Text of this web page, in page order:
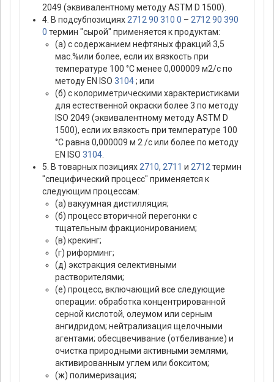
2049 (эквивалентному методу ASTM D 1500).
4. В подсубпозициях 2712 90 310 0 – 2712 90 390
0 термин "сырой" применяется к продуктам:
(а) с содержанием нефтяных фракций 3,5
мас.%или более, если их вязкость при
температуре 100 °C менее 0,000009 м2/с по
методу EN ISO 3104; или
(б) с колориметрическими характеристиками
для естественной окраски более 3 по методу
ISO 2049 (эквивалентному методу ASTM D
1500), если их вязкость при температуре 100
°C равна 0,000009 м 2 /с или более по методу
EN ISO 3104
5. В товарных позициях 2710, 2711 и 2712 термин
"специфический процесс" применяется к
следующим процессам:
(а) вакуумная дистилляция;
(б) процесс вторичной перегонки с
тщательным фракционированием;
(в) крекинг;
(г) риформинг;
(д) экстракция селективными
растворителями;
(е) процесс, включающий все следующие
операции: обработка концентрированной
серной кислотой, олеумом или серным
ангидридом; нейтрализация щелочными
агентами; обесцвечивание (отбеливание) и
очистка природными активными землями,
активированным углем или бокситом;
(ж) полимеризация;